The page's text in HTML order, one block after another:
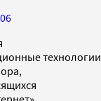
технологии